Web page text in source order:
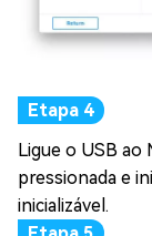
Ligue o USB
pressionada e
inicializável.